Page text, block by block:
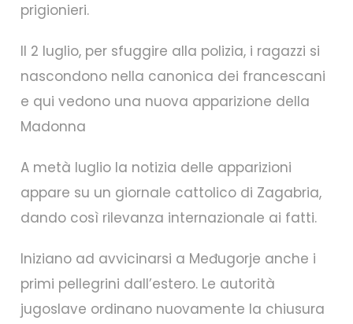
prigionieri.
Il 2 luglio, per sfuggire alla polizia, i ragazzi si
nascondono nella canonica dei francescani
e qui vedono una nuova apparizione della
Madonna
A metà luglio la notizia delle apparizioni
appare su un giornale cattolico di Zagabria,
dando così rilevanza internazionale ai fatti.
Iniziano ad avvicinarsi a Međugorje anche i
primi pellegrini dall’estero. Le autorità
jugoslave ordinano nuovamente la chiusura